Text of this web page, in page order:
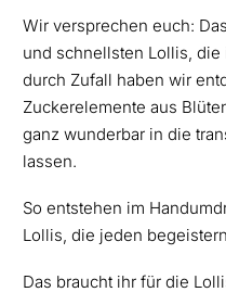
Wir versprechen euch:
und schnellsten Lollis, die
durch Zufall haben wir
Zuckerelemente aus
ganz wunderbar in die
lassen.
So entstehen im
Lollis, die jeden
Das braucht ihr für die